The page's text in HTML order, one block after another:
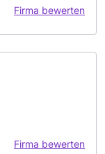
Firma bewerten
Firma bewerten